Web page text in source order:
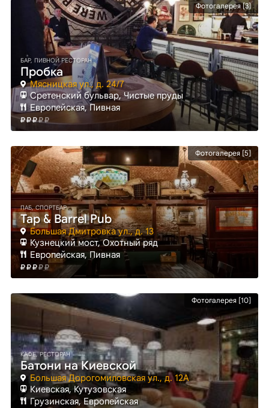
Фотогалерея [3]
БАР, ПИВНОЙ РЕСТОРАН
Пробка
Мясницкая ул., д. 24/7
Сретенский бульвар, Чистые пруды
Европейская, Пивная
Фотогалерея [5]
ПАБ, СПОРТБАР
Tap & Barrel Pub
Большая Дмитровка ул., д. 13
Кузнецкий мост, Охотный ряд
Европейская, Пивная
Фотогалерея [10]
КАФЕ, РЕСТОРАН
Батони на Киевской
Большая Дорогомиловская ул., д. 12А
Киевская, Кутузовская
Грузинская, Европейская